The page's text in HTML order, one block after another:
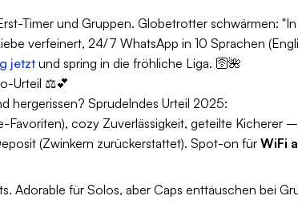
Timer und Gruppen. Globetrotter schwärmen:
verfeinert, 24/7 WhatsApp in 10 Sprachen
jetzt und spring in die fröhliche Liga. 🛜🌺
Urteil ⚖️💕
hergerissen? Sprudelndes Urteil 2025:
Favoriten), cozy Zuverlässigkeit, geteilte Kicherer
(Zwinkern zurückerstattet). Spot-on für WiFi
Adorable für Solos, aber Caps enttäuschen bei